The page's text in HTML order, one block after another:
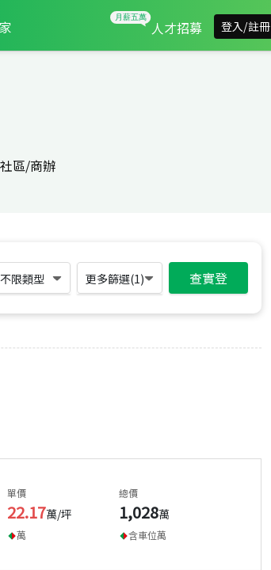
人才招募 登入/註冊
社區/商辦
不限類型 更多篩選(1) 查實登
單價
22.17萬/坪
萬
總價
1,028萬
含車位萬